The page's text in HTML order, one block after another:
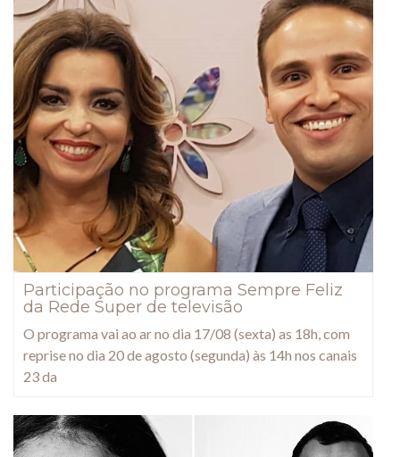
Participação no programa Sempre Feliz
da Rede Super de televisão
O programa vai ao ar no dia 17/08 (sexta) as 18h, com
reprise no dia 20 de agosto (segunda) às 14h nos canais
23 da